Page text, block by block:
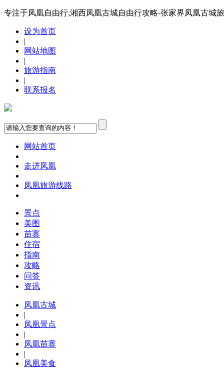
专注于凤凰自由行,湘西凤凰古城自由行攻略-张家界凤凰古城
设为首页
|
网站地图
|
旅游指南
|
联系报名
网站首页
走进凤凰
凤凰旅游线路
景点
美图
苗寨
住宿
指南
攻略
问答
资讯
凤凰古城
|
凤凰景点
|
凤凰苗寨
|
凤凰美食